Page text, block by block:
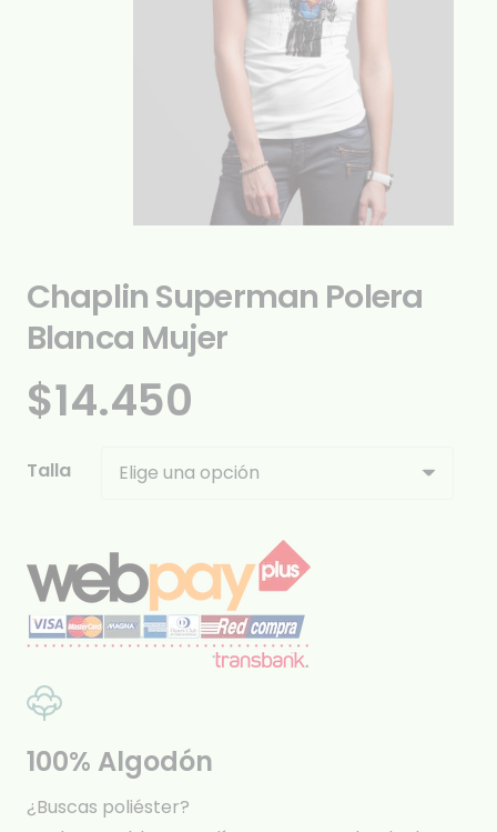
Chaplin Superman Polera
Blanca Mujer
$14.450
Talla
100% Algodón
¿Buscas poliéster?